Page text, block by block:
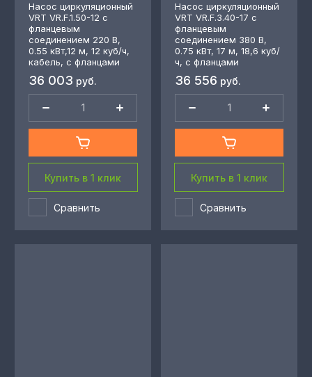
Насос циркуляционный
VRT VR.F.1.50-12 с
фланцевым
соединением 220 В,
0.55 кВт,12 м, 12 куб/ч,
кабель, с фланцами
36 003 руб.
Купить в 1 клик
Сравнить
Насос циркуляционный
VRT VR.F.3.40-17 с
фланцевым
соединением 380 В,
0.75 кВт, 17 м, 18,6 куб/
ч, с фланцами
36 556 руб.
Купить в 1 клик
Сравнить